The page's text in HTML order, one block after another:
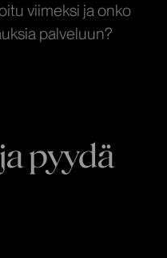
viimeksi ja onko
palveluun?
pyydä